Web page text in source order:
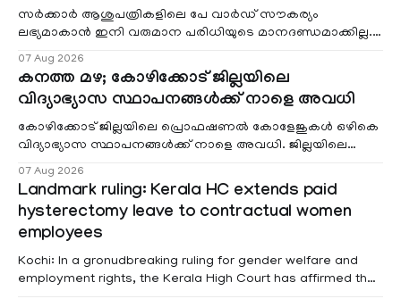
സർക്കാർ ആശുപത്രികളിലെ പേ വാർഡ് സൗകര്യം
ലഭ്യമാകാൻ ഇനി വരുമാന പരിധിയുടെ മാനദണ്ഡമാക്കില്ല.
07 Aug 2026
കനത്ത മഴ; കോഴിക്കോട് ജില്ലയിലെ
വിദ്യാഭ്യാസ സ്ഥാപനങ്ങൾക്ക് നാളെ അവധി
കോഴിക്കോട് ജില്ലയിലെ പ്രൊഫഷണൽ കോളേജുകൾ ഒഴികെ
വിദ്യാഭ്യാസ സ്ഥാപനങ്ങൾക്ക് നാളെ അവധി. ജില്ലയിലെ
07 Aug 2026
Landmark ruling: Kerala HC extends paid
hysterectomy leave to contractual women
employees
Kochi: In a gronudbreaking ruling for gender welfare and
employment rights, the Kerala High Court has affirmed that